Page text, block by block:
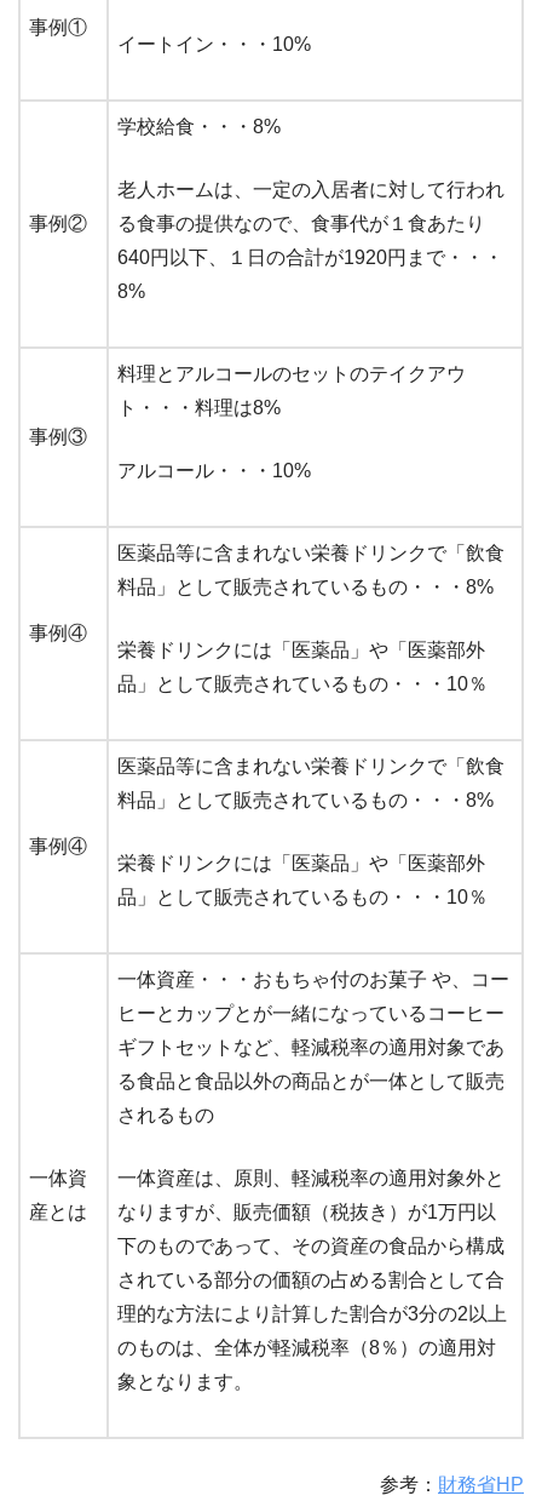
事例①
イートイン・・・10%
事例②
学校給食・・・8%
老人ホームは、一定の入居者に対して行われ
る食事の提供なので、食事代が１食あたり
640円以下、１日の合計が1920円まで・・・
8%
事例③
料理とアルコールのセットのテイクアウ
ト・・・料理は8%
アルコール・・・10%
事例④
医薬品等に含まれない栄養ドリンクで「飲食
料品」として販売されているもの・・・8%
栄養ドリンクには「医薬品」や「医薬部外
品」として販売されているもの・・・10％
事例④
医薬品等に含まれない栄養ドリンクで「飲食
料品」として販売されているもの・・・8%
栄養ドリンクには「医薬品」や「医薬部外
品」として販売されているもの・・・10％
一体資
産とは
一体資産・・・おもちゃ付のお菓子 や、コー
ヒーとカップとが一緒になっているコーヒー
ギフトセットなど、軽減税率の適用対象であ
る食品と食品以外の商品とが一体として販売
されるもの
一体資産は、原則、軽減税率の適用対象外と
なりますが、販売価額（税抜き）が1万円以
下のものであって、その資産の食品から構成
されている部分の価額の占める割合として合
理的な方法により計算した割合が3分の2以上
のものは、全体が軽減税率（8％）の適用対
象となります。
参考： 財務省HP